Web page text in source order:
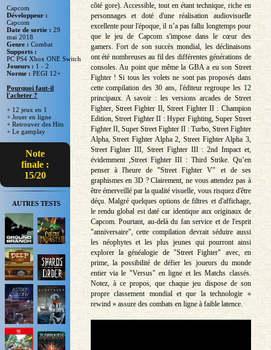
Capcom
Développeur :
Capcom
Date de sortie :29
mai 2018
Genre :Combat
Supports :
PC PS4 Xbox ONE Switch
Joueurs : 1 - 2
Norme :PEGI 12+
Pourquoi faut-il
l'acheter ?
+ 12 jeux en 1
+ Jouer en ligne
+ Retrouver des Hits
+ Le gamplay
Note
finale :
15/20
AUTRES TESTS
côté gore). Accessible, tout en étant technique, riche en
personnages et doté d'une réalisation audiovisuelle
excellente pour l'époque, il n’a pas fallu longtemps pour
que le jeu de Capcom s'impose dans le cœur des
gamers. Fort de son succès mondial, les déclinaisons
ont été nombreuses au fil des différentes générations de
consoles. Au point que même la GBA a eu son Street
Fighter ! Si tous les volets ne sont pas proposés dans
cette compilation des 30 ans, l'éditeur regroupe les 12
principaux. A savoir : les versions arcades de Street
Fighter, Street Fighter II, Street Fighter II : Champion
Edition, Street Fighter II : Hyper Fighting, Super Street
Fighter II, Super Street Fighter II : Turbo, Street Fighter
Alpha, Street Fighter Alpha 2, Street Fighter Alpha 3,
Street Fighter III, Street Fighter III : 2nd Impact et,
évidemment ,Street Fighter III : Third Strike. Qu’en
penser à l'heure de "Street Fighter V" et de ses
graphismes en 3D ? Clairement, ne vous attendez pas à
être émerveillé par la qualité visuelle, vous risquez d'être
déçu. Malgré quelques options de filtres et d'affichage,
le rendu global est daté car identique aux originaux de
Capcom. Pourtant, au-delà du fan service et de l'esprit
"anniversaire", cette compilation devrait séduire aussi
les néophytes et les plus jeunes qui pourront ainsi
explorer la généalogie de "Street Fighter" avec, en
prime, la possibilité de défier les joueurs du monde
entier via le "Versus" en ligne et les Matchs classés.
Notez, à ce propos, que chaque jeu dispose de son
propre classement mondial et que la technologie «
rewind » assure des combats en ligne à faible latence.